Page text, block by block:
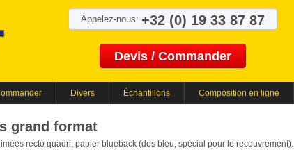
Appelez-nous: +32 (0) 19 33 87 87
Devis / Commander
Divers Échantillons Composition en ligne
grand format
recto quadri, papier blueback (dos bleu, spécial pour le recouvrement).